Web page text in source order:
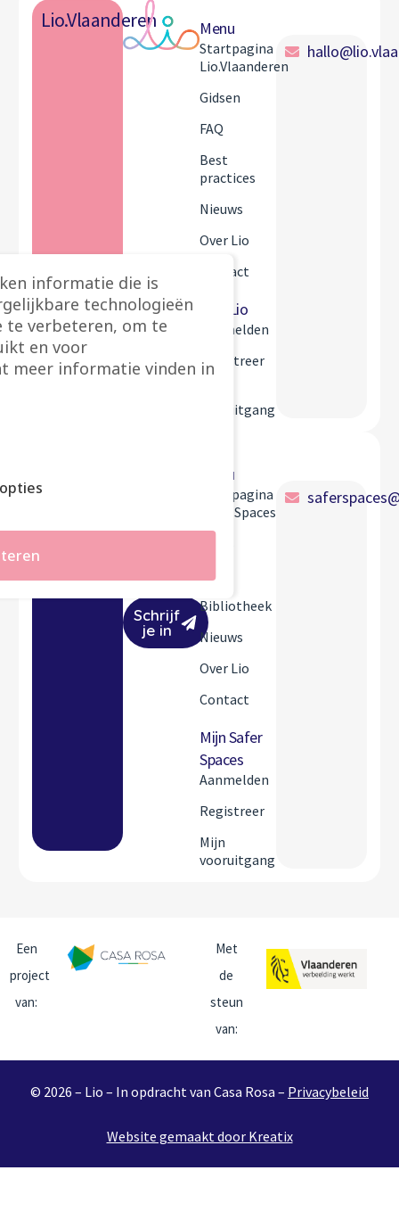
Lio.Vlaanderen Menu
Startpagina
Lio.Vlaanderen
Gidsen
FAQ
Best
practices
Nieuws
Over Lio
Contact
Mijn Lio
Aanmelden
Registreer
vooruitgang
Spaces
Schrijf
je in
Menu
Startpagina
Safer Spaces
Bibliotheek
Nieuws
Over Lio
Contact
Mijn Safer
Spaces
Aanmelden
Registreer
Mijn
vooruitgang
Een
project
van:
Met
de
steun
van:
© 2026 – Lio – In opdracht van Casa Rosa – Privacybeleid
Website gemaakt door Kreatix
informatie die is
technologieën
te verbeteren, om te
en voor
meer informatie vinden in